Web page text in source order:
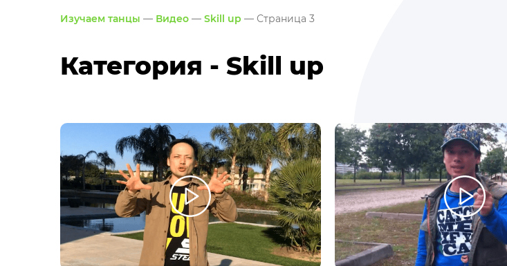
Изучаем танцы — Видео — Skill up — Страница 3
Категория - Skill up